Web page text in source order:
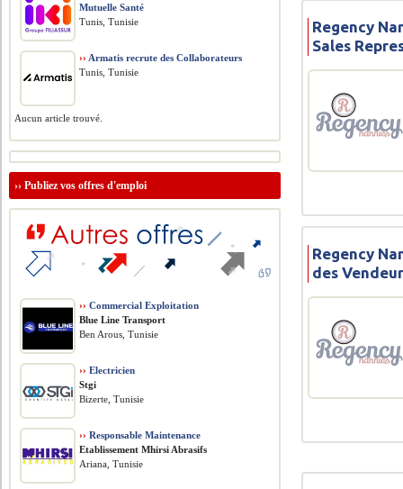
Regency
Sales
Regency
des
Mutuelle Santé
Tunis, Tunisie
›› Armatis recrute des Collaborateurs
Tunis, Tunisie
Aucun article trouvé.
››Publiez vos offres d'emploi
›› Commercial Exploitation
Blue Line Transport
Ben Arous, Tunisie
›› Electricien
Stgi
Bizerte, Tunisie
›› Responsable Maintenance
Etablissement Mhirsi Abrasifs
Ariana, Tunisie